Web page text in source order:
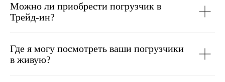
Можно ли приобрести погрузчик в
Трейд-ин?
Где я могу посмотреть ваши погрузчики
в живую?